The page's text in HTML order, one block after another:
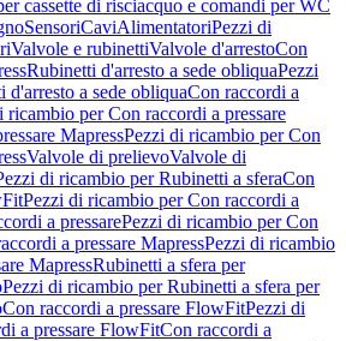
cassette di risciacquo e comandi per WC
SensoriCaviAlimentatoriPezzi di
Valvole e rubinettiValvole d'arrestoCon
Rubinetti d'arresto a sede obliquaPezzi
a sede obliquaCon raccordi a
ricambio per Con raccordi a pressare
MapressPezzi di ricambio per Con
Valvole di prelievoValvole di
di ricambio per Rubinetti a sferaCon
Pezzi di ricambio per Con raccordi a
a pressarePezzi di ricambio per Con
a pressare MapressPezzi di ricambio
MapressRubinetti a sfera per
Pezzi di ricambio per Rubinetti a sfera per
Con raccordi a pressare FlowFitPezzi di
a pressare FlowFitCon raccordi a